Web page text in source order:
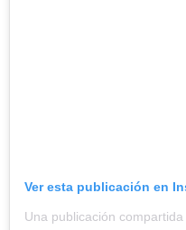
Ver esta publicación en
Una publicación